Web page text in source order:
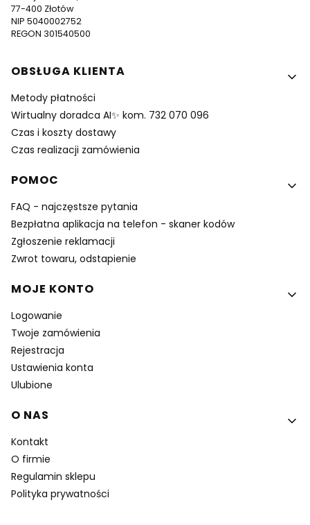
77-400 Złotów
NIP 5040002752
REGON 301540500
Linki w stopce
OBSŁUGA KLIENTA
Metody płatności
Wirtualny doradca AI✨ kom. 732 070 096
Czas i koszty dostawy
Czas realizacji zamówienia
POMOC
FAQ - najczęstsze pytania
Bezpłatna aplikacja na telefon - skaner kodów
Zgłoszenie reklamacji
Zwrot towaru, odstapienie
MOJE KONTO
Logowanie
Twoje zamówienia
Rejestracja
Ustawienia konta
Ulubione
O NAS
Kontakt
O firmie
Regulamin sklepu
Polityka prywatności